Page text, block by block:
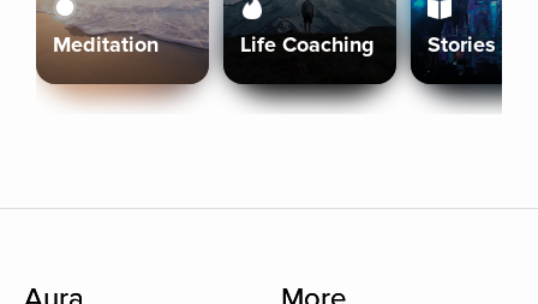
Meditation Life Coaching Stories